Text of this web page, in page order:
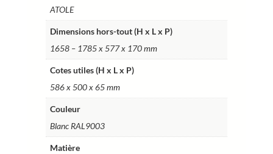
RTL204VABL
ATOLE
Dimensions hors-tout (H x L x P)
1658 – 1785 x 577 x 170 mm
Cotes utiles (H x L x P)
586 x 500 x 65 mm
Couleur
Blanc RAL9003
Matière